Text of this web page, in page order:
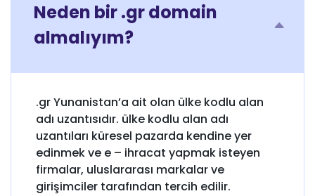
Neden bir .gr domain
almalıyım?
.gr Yunanistan’a ait olan ülke kodlu alan
adı uzantısıdır. ülke kodlu alan adı
uzantıları küresel pazarda kendine yer
edinmek ve e – ihracat yapmak isteyen
firmalar, uluslararası markalar ve
girişimciler tarafından tercih edilir.